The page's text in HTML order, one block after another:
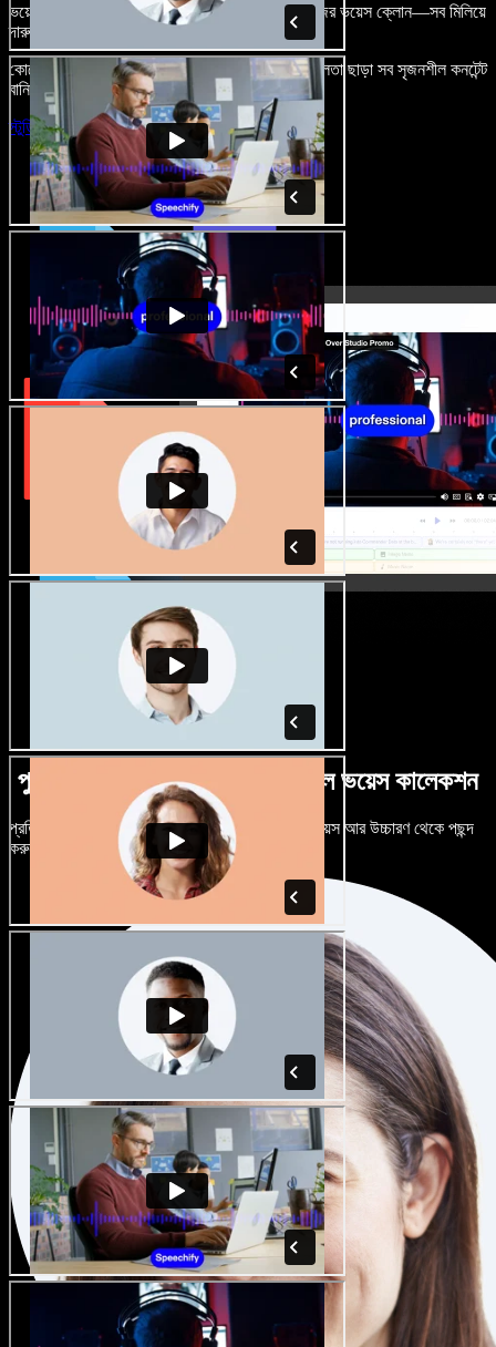
ভয়েসওভার, রয়্যালটি-ফ্রি ছবি, অডিও, ভিডিও যোগ, নিজের ভয়েস ক্লোন—সব মিলিয়ে
দারুণ মনে রাখার মতো অডিও-ভিডিও প্রজেক্ট বানান।
কোনো শেখার ঝামেলা নেই, শুধু ব্রাউজারে খুলুন—আর দুর্বলতা ছাড়া সব সৃজনশীল কনটেন্ট
বানিয়ে ফেলুন।
স্টুডিও চালু করুন
পুরুষ-নারী ভেদে নানান উচ্চারণে বিশাল ভয়েস কালেকশন
প্রতিটি প্রজেক্টকে আলাদা শোনাতে দিন। শত শত AI ভয়েস আর উচ্চারণ থেকে পছন্দ
করুন, নিজের মতো টিউন করুন।